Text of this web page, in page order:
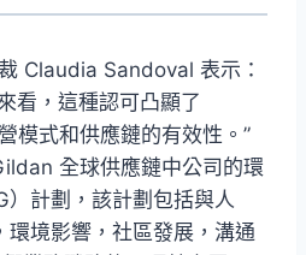
Claudia Sandoval 表示：
看，這種認可凸顯了
模式和供應鏈的有效性。”
全球供應鏈中公司的環
）計劃，該計劃包括與人
環境影響，社區發展，溝通